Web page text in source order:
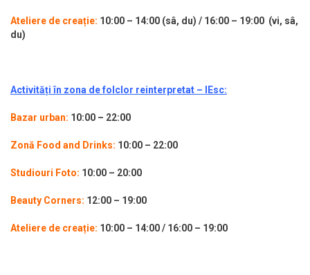
Ateliere de creație: 10:00 – 14:00 (sâ, du) / 16:00 – 19:00 (vi, sâ,
du)
Activități în zona de folclor reinterpretat – IEsc:
Bazar urban: 10:00 – 22:00
Zonă Food and Drinks: 10:00 – 22:00
Studiouri Foto: 10:00 – 20:00
Beauty Corners: 12:00 – 19:00
Ateliere de creație: 10:00 – 14:00 / 16:00 – 19:00